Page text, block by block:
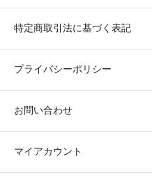
特定商取引法に基づく表記
プライバシーポリシー
お問い合わせ
マイアカウント